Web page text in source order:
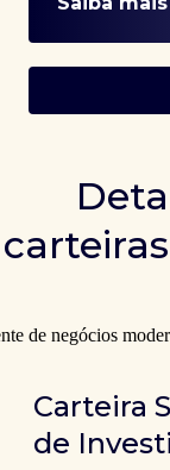
Carteira
de